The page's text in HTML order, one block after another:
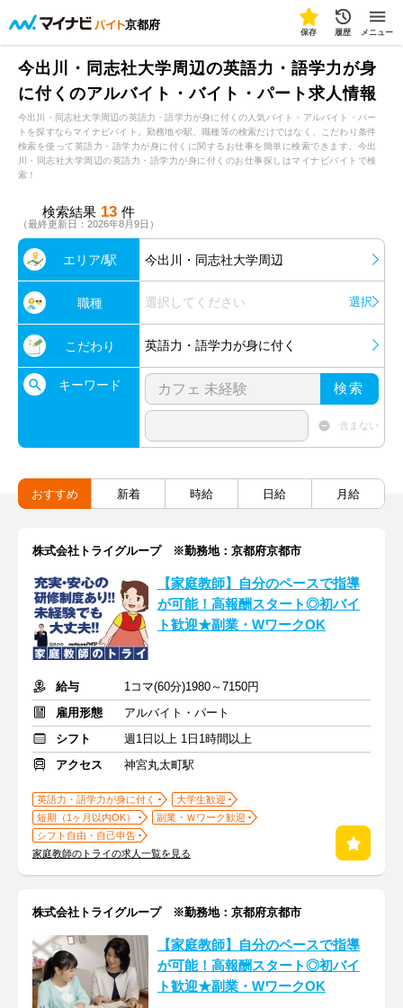
京都府
保存 履歴 メニュー
今出川・同志社大学周辺の英語力・語学力が身
に付くのアルバイト・バイト・パート求人情報
今出川・同志社大学周辺の英語力・語学力が身に付くの人気バイト・アルバイト・パー
トを探すならマイナビバイト。勤務地や駅、職種等の検索だけではなく、こだわり条件
検索を使って英語力・語学力が身に付くに関するお仕事を簡単に検索できます。今出
川・同志社大学周辺の英語力・語学力が身に付くのお仕事探しはマイナビバイトで検
索！
検索結果 13 件
（最終更新日：2026年8月9日）
エリア/駅 今出川・同志社大学周辺
職種 選択してください 選択
こだわり 英語力・語学力が身に付く
キーワード 検索
含まない
おすすめ 新着 時給 日給 月給
株式会社トライグループ ※勤務地：京都府京都市
【家庭教師】自分のペースで指導
が可能！高報酬スタート◎初バイ
ト歓迎★副業・WワークOK
給与
1コマ(60分)1980～7150円
雇用形態
アルバイト・パート
シフト
週1日以上 1日1時間以上
アクセス
神宮丸太町駅
英語力・語学力が身に付く
大学生歓迎
短期（1ヶ月以内OK）
副業・Ｗワーク歓迎
シフト自由・自己申告
家庭教師のトライの求人一覧を見る
株式会社トライグループ ※勤務地：京都府京都市
【家庭教師】自分のペースで指導
が可能！高報酬スタート◎初バイ
ト歓迎★副業・WワークOK